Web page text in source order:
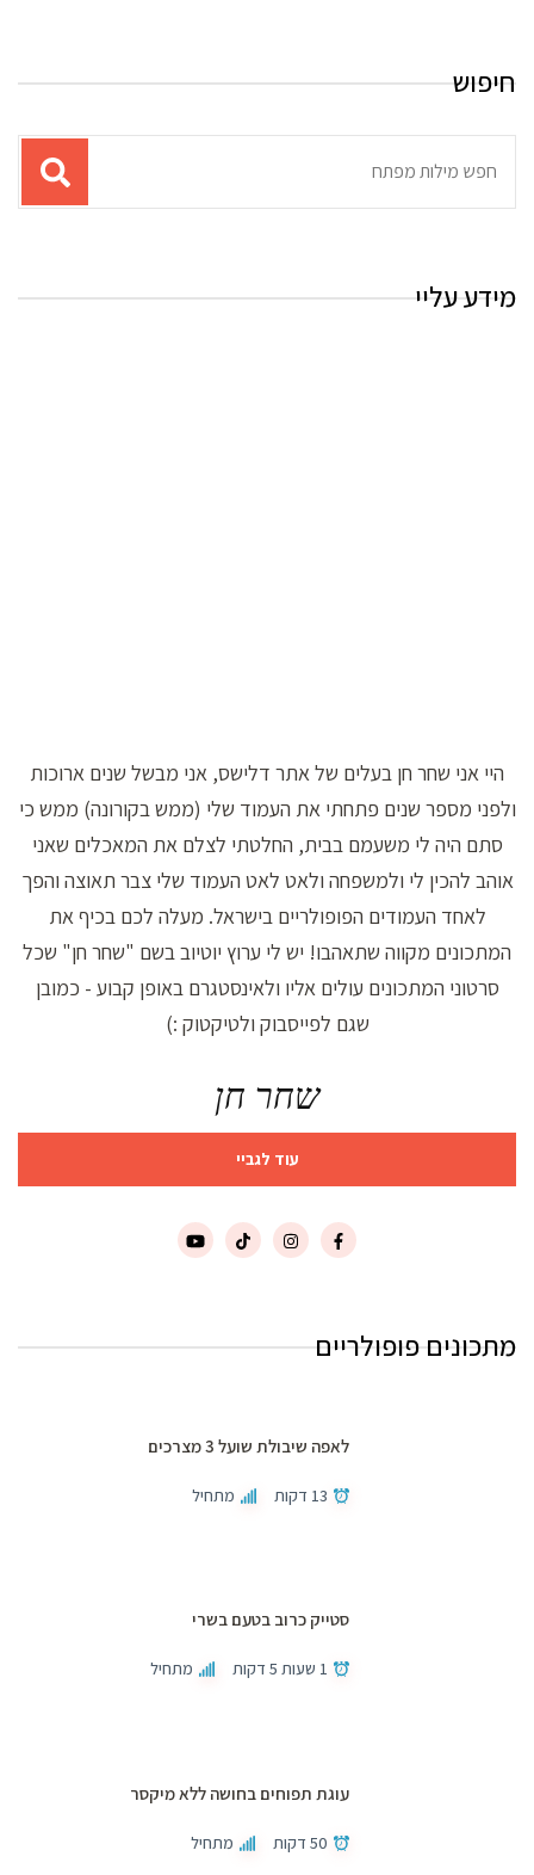
חיפוש
מידע עליי
היי אני שחר חן בעלים של אתר דלישס, אני מבשל שנים ארוכות
ולפני מספר שנים פתחתי את העמוד שלי (ממש בקורונה) ממש כי
סתם היה לי משעמם בבית, החלטתי לצלם את המאכלים שאני
אוהב להכין לי ולמשפחה ולאט לאט העמוד שלי צבר תאוצה והפך
לאחד העמודים הפופולריים בישראל. מעלה לכם בכיף את
המתכונים מקווה שתאהבו! יש לי ערוץ יוטיוב בשם "שחר חן" שכל
סרטוני המתכונים עולים אליו ולאינסטגרם באופן קבוע - כמובן
שגם לפייסבוק ולטיקטוק :)
שחר חן
עוד לגביי
מתכונים פופולריים
לאפה שיבולת שועל 3 מצרכים
13 דקות מתחיל
סטייק כרוב בטעם בשרי
1 שעות 5 דקות מתחיל
עוגת תפוחים בחושה ללא מיקסר
50 דקות מתחיל